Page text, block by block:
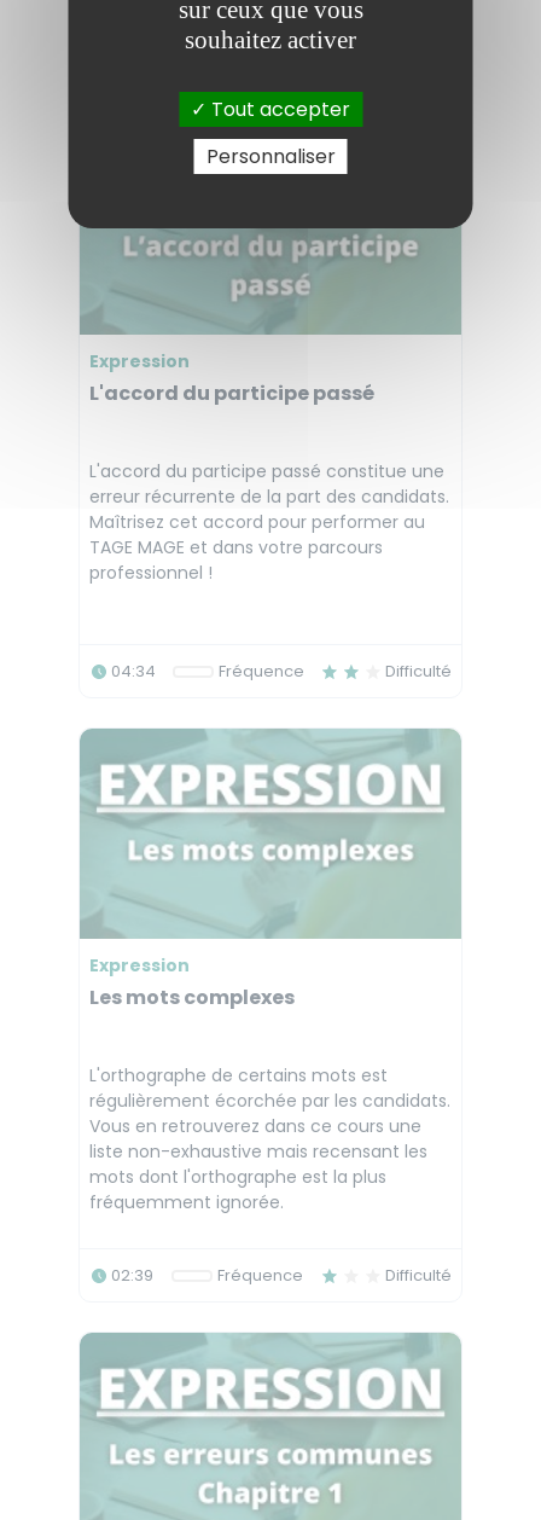
Expression
L'accord du participe passé
L'accord du participe passé constitue une
erreur récurrente de la part des candidats.
Maîtrisez cet accord pour performer au
TAGE MAGE et dans votre parcours
professionnel !
04:34 Fréquence Difficulté
Expression
Les mots complexes
L'orthographe de certains mots est
régulièrement écorchée par les candidats.
Vous en retrouverez dans ce cours une
liste non-exhaustive mais recensant les
mots dont l'orthographe est la plus
fréquemment ignorée.
02:39 Fréquence Difficulté
sur ceux que vous
souhaitez activer
Tout accepter
Personnaliser